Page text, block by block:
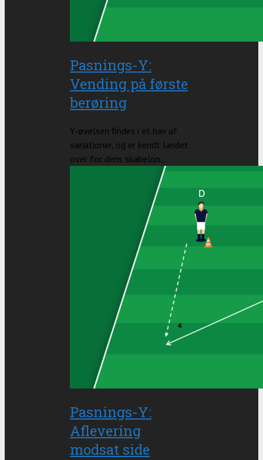
Pasnings-Y:
Vending på første
berøring
Y-øvelsen findes i et hav af
variationer, og er kendt landet
over for dens skabelon...
Pasnings-Y:
Aflevering
modsat side